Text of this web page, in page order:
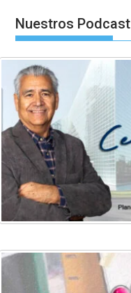
Nuestros Podcast